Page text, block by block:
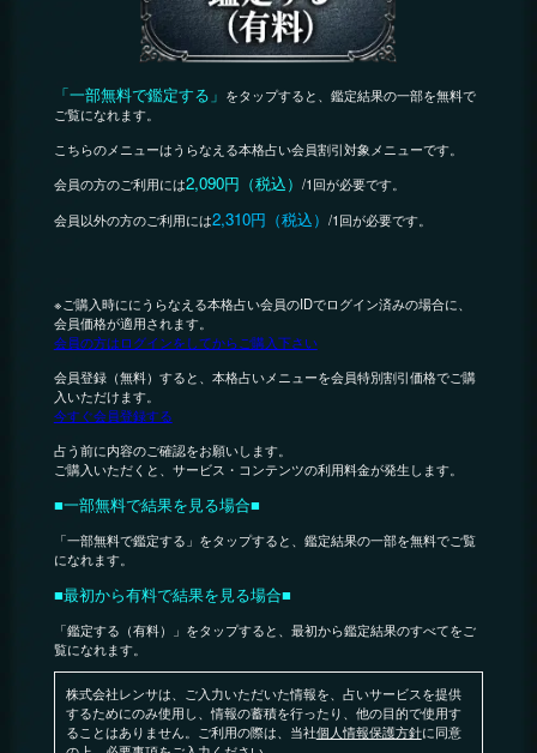
「一部無料で鑑定する」 をタップすると、鑑定結果の一部を無料で
ご覧になれます。
こちらのメニューはうらなえる本格占い会員割引対象メニューです。
会員の方のご利用には2,090円（税込） /1回が必要です。
会員以外の方のご利用には2,310円（税込） /1回が必要です。
※ご購入時ににうらなえる本格占い会員のIDでログイン済みの場合に、
会員価格が適用されます。
会員の方はログインをしてからご購入下さい
会員登録（無料）すると、本格占いメニューを会員特別割引価格でご購
入いただけます。
今すぐ会員登録する
占う前に内容のご確認をお願いします。
ご購入いただくと、サービス・コンテンツの利用料金が発生します。
■一部無料で結果を見る場合■
「一部無料で鑑定する」をタップすると、鑑定結果の一部を無料でご覧
になれます。
■最初から有料で結果を見る場合■
「鑑定する（有料）」をタップすると、最初から鑑定結果のすべてをご
覧になれます。
株式会社レンサは、ご入力いただいた情報を、占いサービスを提供
するためにのみ使用し、情報の蓄積を行ったり、他の目的で使用す
ることはありません。ご利用の際は、当社個人情報保護方針に同意